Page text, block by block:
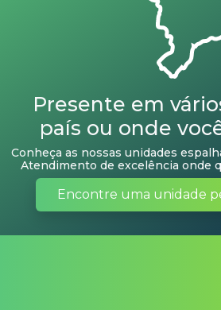
Presente em
país ou onde
Conheça as nossas unidades
Atendimento de excelência onde
Encontre uma unidade